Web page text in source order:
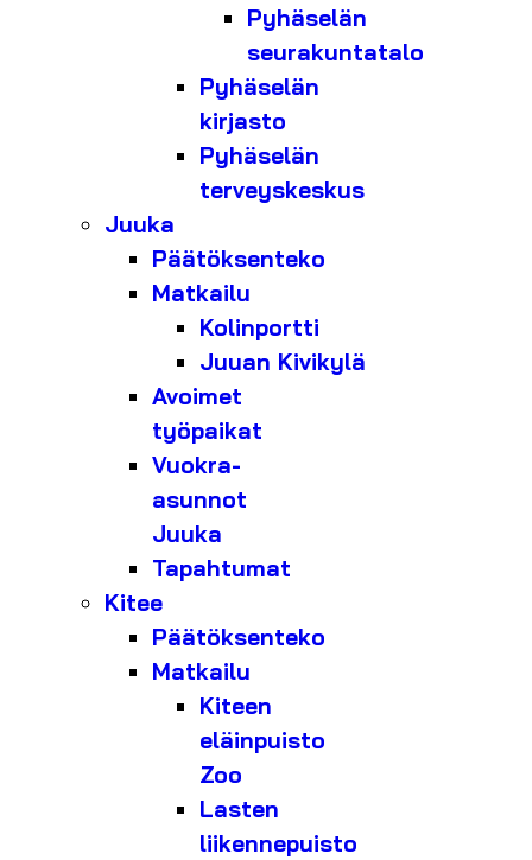
Pyhäselän
seurakuntatalo
Pyhäselän
kirjasto
Pyhäselän
terveyskeskus
Juuka
Päätöksenteko
Matkailu
Kolinportti
Juuan Kivikylä
Avoimet
työpaikat
Vuokra-
asunnot
Juuka
Tapahtumat
Kitee
Päätöksenteko
Matkailu
Kiteen
eläinpuisto
Zoo
Lasten
liikennepuisto